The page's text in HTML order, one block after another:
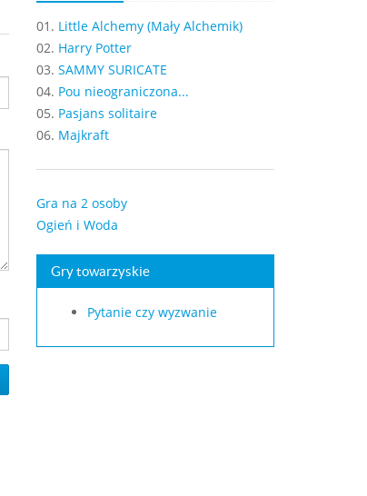
01. Little Alchemy (Mały Alchemik)
02. Harry Potter
03. SAMMY SURICATE
04. Pou nieograniczona...
05. Pasjans solitaire
06. Majkraft
Gra na 2 osoby
Ogień i Woda
Gry towarzyskie
Pytanie czy wyzwanie